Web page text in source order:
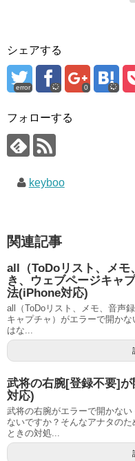
シェアする
error 0
フォローする
keyboo
関連記事
all（ToDoリスト、メモ
き、ウェブページキャ
法(iPhone対応)
all（ToDoリスト、メモ、音声
キャプチャ）がエラーで開か
はな...
武将の右腕[登録不要]
対応)
武将の右腕がエラーで開かな
ないですか？そんなアナタの
ときの対処...